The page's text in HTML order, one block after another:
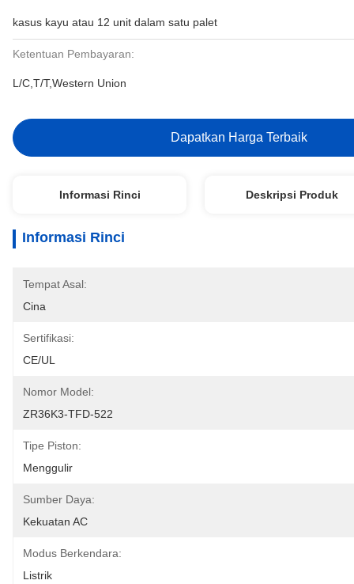
kasus kayu atau 12 unit dalam satu palet
Ketentuan Pembayaran:
L/C,T/T,Western Union
Dapatkan Harga Terbaik
Informasi Rinci Deskripsi Produk
Informasi Rinci
Tempat Asal:
Cina
Sertifikasi:
CE/UL
Nomor Model:
ZR36K3-TFD-522
Tipe Piston:
Menggulir
Sumber Daya:
Kekuatan AC
Modus Berkendara:
Listrik